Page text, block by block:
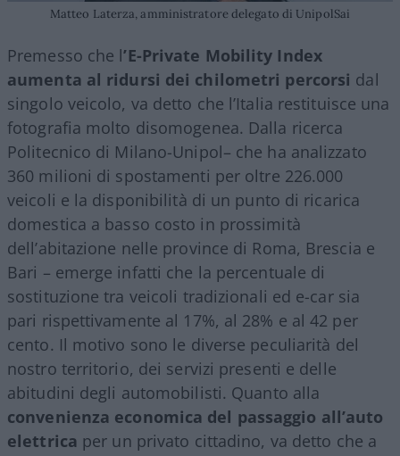
Matteo Laterza, amministratore delegato di UnipolSai
Premesso che l’E-Private Mobility Index
aumenta al ridursi dei chilometri percorsi dal
singolo veicolo, va detto che l’Italia restituisce una
fotografia molto disomogenea. Dalla ricerca
Politecnico di Milano-Unipol– che ha analizzato
360 milioni di spostamenti per oltre 226.000
veicoli e la disponibilità di un punto di ricarica
domestica a basso costo in prossimità
dell’abitazione nelle province di Roma, Brescia e
Bari – emerge infatti che la percentuale di
sostituzione tra veicoli tradizionali ed e-car sia
pari rispettivamente al 17%, al 28% e al 42 per
cento. Il motivo sono le diverse peculiarità del
nostro territorio, dei servizi presenti e delle
abitudini degli automobilisti. Quanto alla
convenienza economica del passaggio all’auto
elettrica per un privato cittadino, va detto che a